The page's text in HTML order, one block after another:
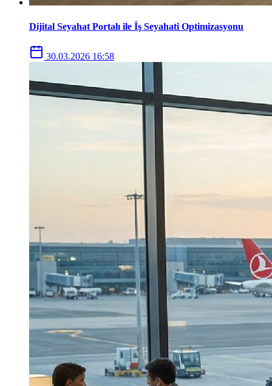
Dijital Seyahat Portalı ile İş Seyahati Optimizasyonu
30.03.2026 16:58